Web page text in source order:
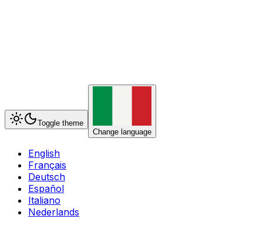
Toggle theme
Change language
English
Français
Deutsch
Español
Italiano
Nederlands